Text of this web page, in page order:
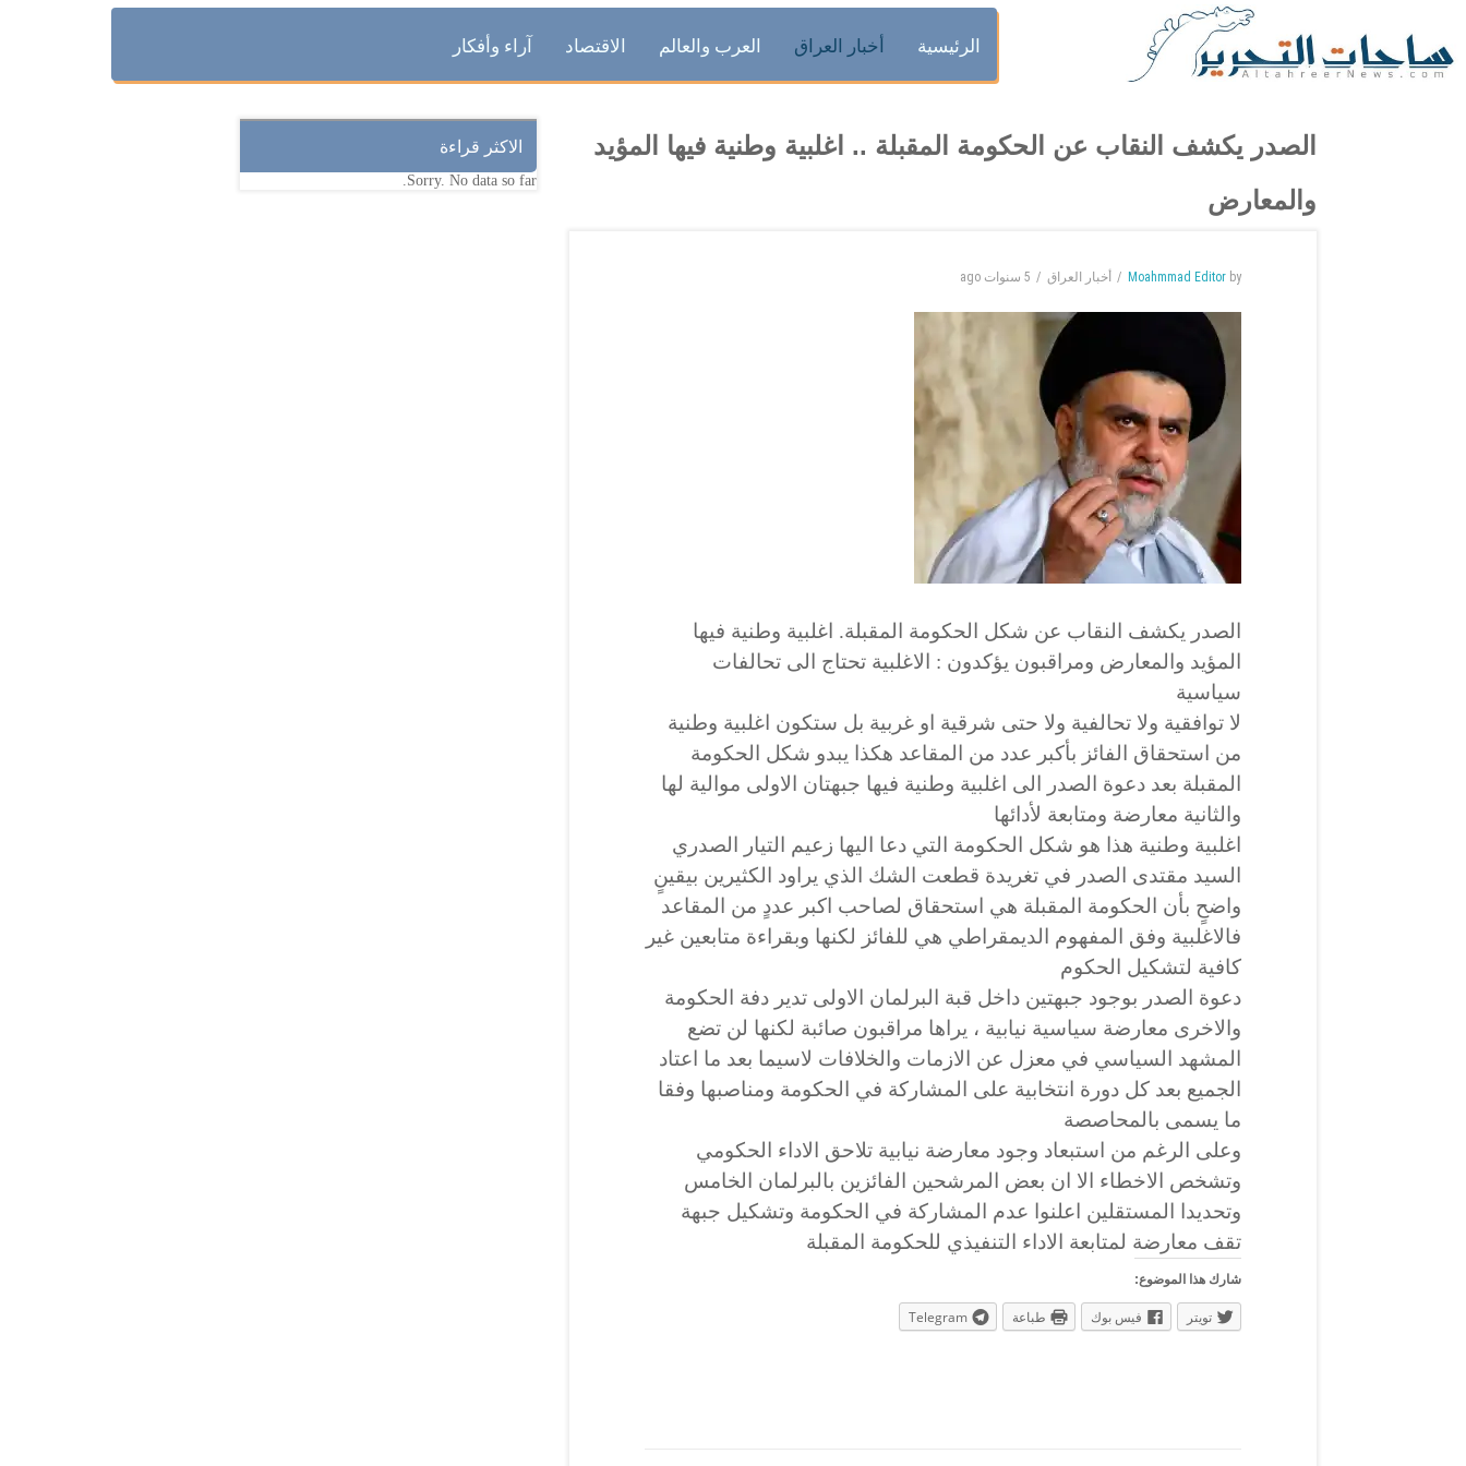
الرئيسية أخبار العراق العرب والعالم الاقتصاد آراء وأفكار
الصدر يكشف النقاب عن الحكومة المقبلة .. اغلبية وطنية فيها المؤيد
والمعارض
by
Moahmmad Editor أخبار العراق 5 سنوات ago
الصدر يكشف النقاب عن شكل الحكومة المقبلة. اغلبية وطنية فيها
المؤيد والمعارض ومراقبون يؤكدون : الاغلبية تحتاج الى تحالفات
سياسية
لا توافقية ولا تحالفية ولا حتى شرقية او غربية بل ستكون اغلبية وطنية
من استحقاق الفائز بأكبر عدد من المقاعد هكذا يبدو شكل الحكومة
المقبلة بعد دعوة الصدر الى اغلبية وطنية فيها جبهتان الاولى موالية لها
والثانية معارضة ومتابعة لأدائها
اغلبية وطنية هذا هو شكل الحكومة التي دعا اليها زعيم التيار الصدري
السيد مقتدى الصدر في تغريدة قطعت الشك الذي يراود الكثيرين بيقينٍ
واضحٍ بأن الحكومة المقبلة هي استحقاق لصاحب اكبر عددٍ من المقاعد
فالاغلبية وفق المفهوم الديمقراطي هي للفائز لكنها وبقراءة متابعين غير
كافية لتشكيل الحكوم
دعوة الصدر بوجود جبهتين داخل قبة البرلمان الاولى تدير دفة الحكومة
والاخرى معارضة سياسية نيابية ، يراها مراقبون صائبة لكنها لن تضع
المشهد السياسي في معزل عن الازمات والخلافات لاسيما بعد ما اعتاد
الجميع بعد كل دورة انتخابية على المشاركة في الحكومة ومناصبها وفقا
ما يسمى بالمحاصصة
وعلى الرغم من استبعاد وجود معارضة نيابية تلاحق الاداء الحكومي
وتشخص الاخطاء الا ان بعض المرشحين الفائزين بالبرلمان الخامس
وتحديدا المستقلين اعلنوا عدم المشاركة في الحكومة وتشكيل جبهة
تقف معارضة لمتابعة الاداء التنفيذي للحكومة المقبلة
شارك هذا الموضوع:
تويتر فيس بوك طباعة Telegram
الاكثر قراءة
Sorry. No data so far.